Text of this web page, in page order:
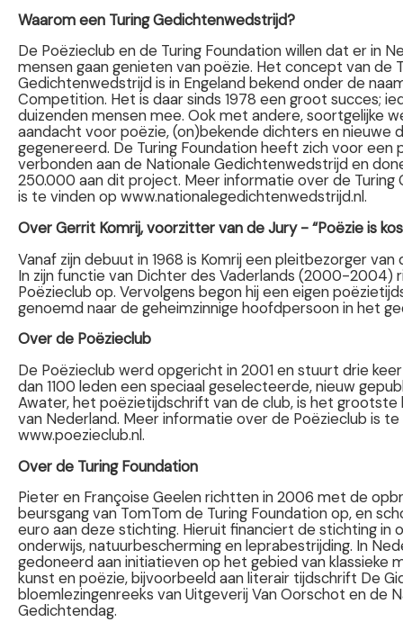
Waarom een Turing Gedichtenwedstrijd?
De Poëzieclub en de Turing Foundation willen dat er in
mensen gaan genieten van poëzie. Het concept van de
Gedichtenwedstrijd is in Engeland bekend onder de
Competition. Het is daar sinds 1978 een groot succes;
duizenden mensen mee. Ook met andere, soortgelijke
aandacht voor poëzie, (on)bekende dichters en nieuwe
gegenereerd. De Turing Foundation heeft zich voor een
verbonden aan de Nationale Gedichtenwedstrijd en
250.000 aan dit project. Meer informatie over de Turing
is te vinden op www.nationalegedichtenwedstrijd.nl.
Over Gerrit Komrij, voorzitter van de Jury - “Poëzie is
Vanaf zijn debuut in 1968 is Komrij een pleitbezorger
In zijn functie van Dichter des Vaderlands (2000-2004)
Poëzieclub op. Vervolgens begon hij een eigen
genoemd naar de geheimzinnige hoofdpersoon in het
Over de Poëzieclub
De Poëzieclub werd opgericht in 2001 en stuurt drie
dan 1100 leden een speciaal geselecteerde, nieuw
Awater, het poëzietijdschrift van de club, is het
van Nederland. Meer informatie over de Poëzieclub is
www.poezieclub.nl.
Over de Turing Foundation
Pieter en Françoise Geelen richtten in 2006 met de
beursgang van TomTom de Turing Foundation op, en
euro aan deze stichting. Hieruit financiert de stichting in
onderwijs, natuurbescherming en leprabestrijding. In
gedoneerd aan initiatieven op het gebied van klassieke
kunst en poëzie, bijvoorbeeld aan literair tijdschrift De
bloemlezingenreeks van Uitgeverij Van Oorschot en de
Gedichtendag.